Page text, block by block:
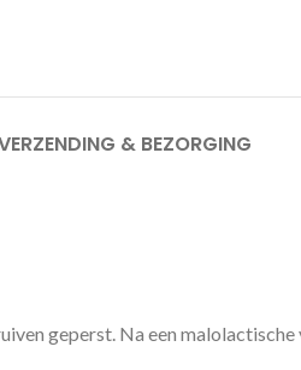
& BEZORGING
geperst. Na een